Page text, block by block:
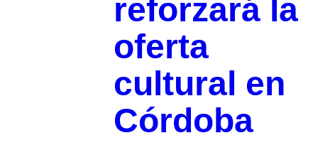
reforzará la
oferta
cultural en
Córdoba